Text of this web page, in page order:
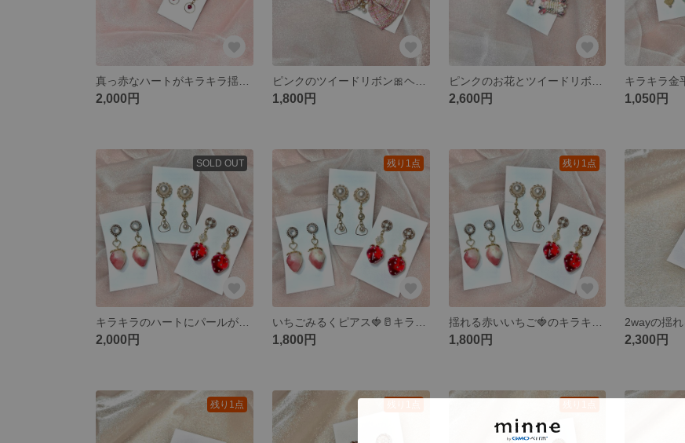
2,000円 1,800円 2,600円 1,050円
SOLD OUT
2,000円
残り1点
1,800円
残り1点
1,800円 2,300円
残り1点